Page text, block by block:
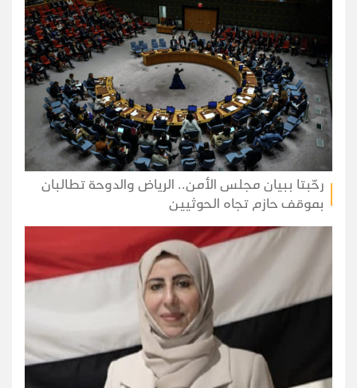
رحّبتا ببيان مجلس الأمن.. الرياض والدوحة تطالبان
بموقف حازم تجاه الحوثيين